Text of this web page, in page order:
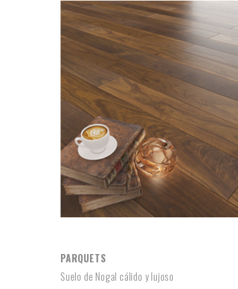
PARQUETS
Suelo de Nogal cálido y lujoso